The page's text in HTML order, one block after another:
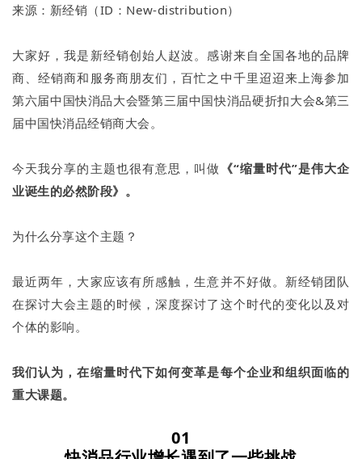
来源：新经销（ID：New-distribution）
大家好，我是新经销创始人赵波。感谢来自全国各地的品牌
商、经销商和服务商朋友们，百忙之中千里迢迢来上海参加
第六届中国快消品大会暨第三届中国快消品硬折扣大会&第三
届中国快消品经销商大会。
今天我分享的主题也很有意思，叫做 《“缩量时代”是伟大企
业诞生的必然阶段》。
为什么分享这个主题？
最近两年，大家应该有所感触，生意并不好做。新经销团队
在探讨大会主题的时候，深度探讨了这个时代的变化以及对
个体的影响。
我们认为，在缩量时代下如何变革是每个企业和组织面临的
重大课题。
01